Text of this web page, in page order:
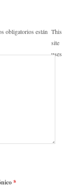
obligatorios están
*
This
site
uses